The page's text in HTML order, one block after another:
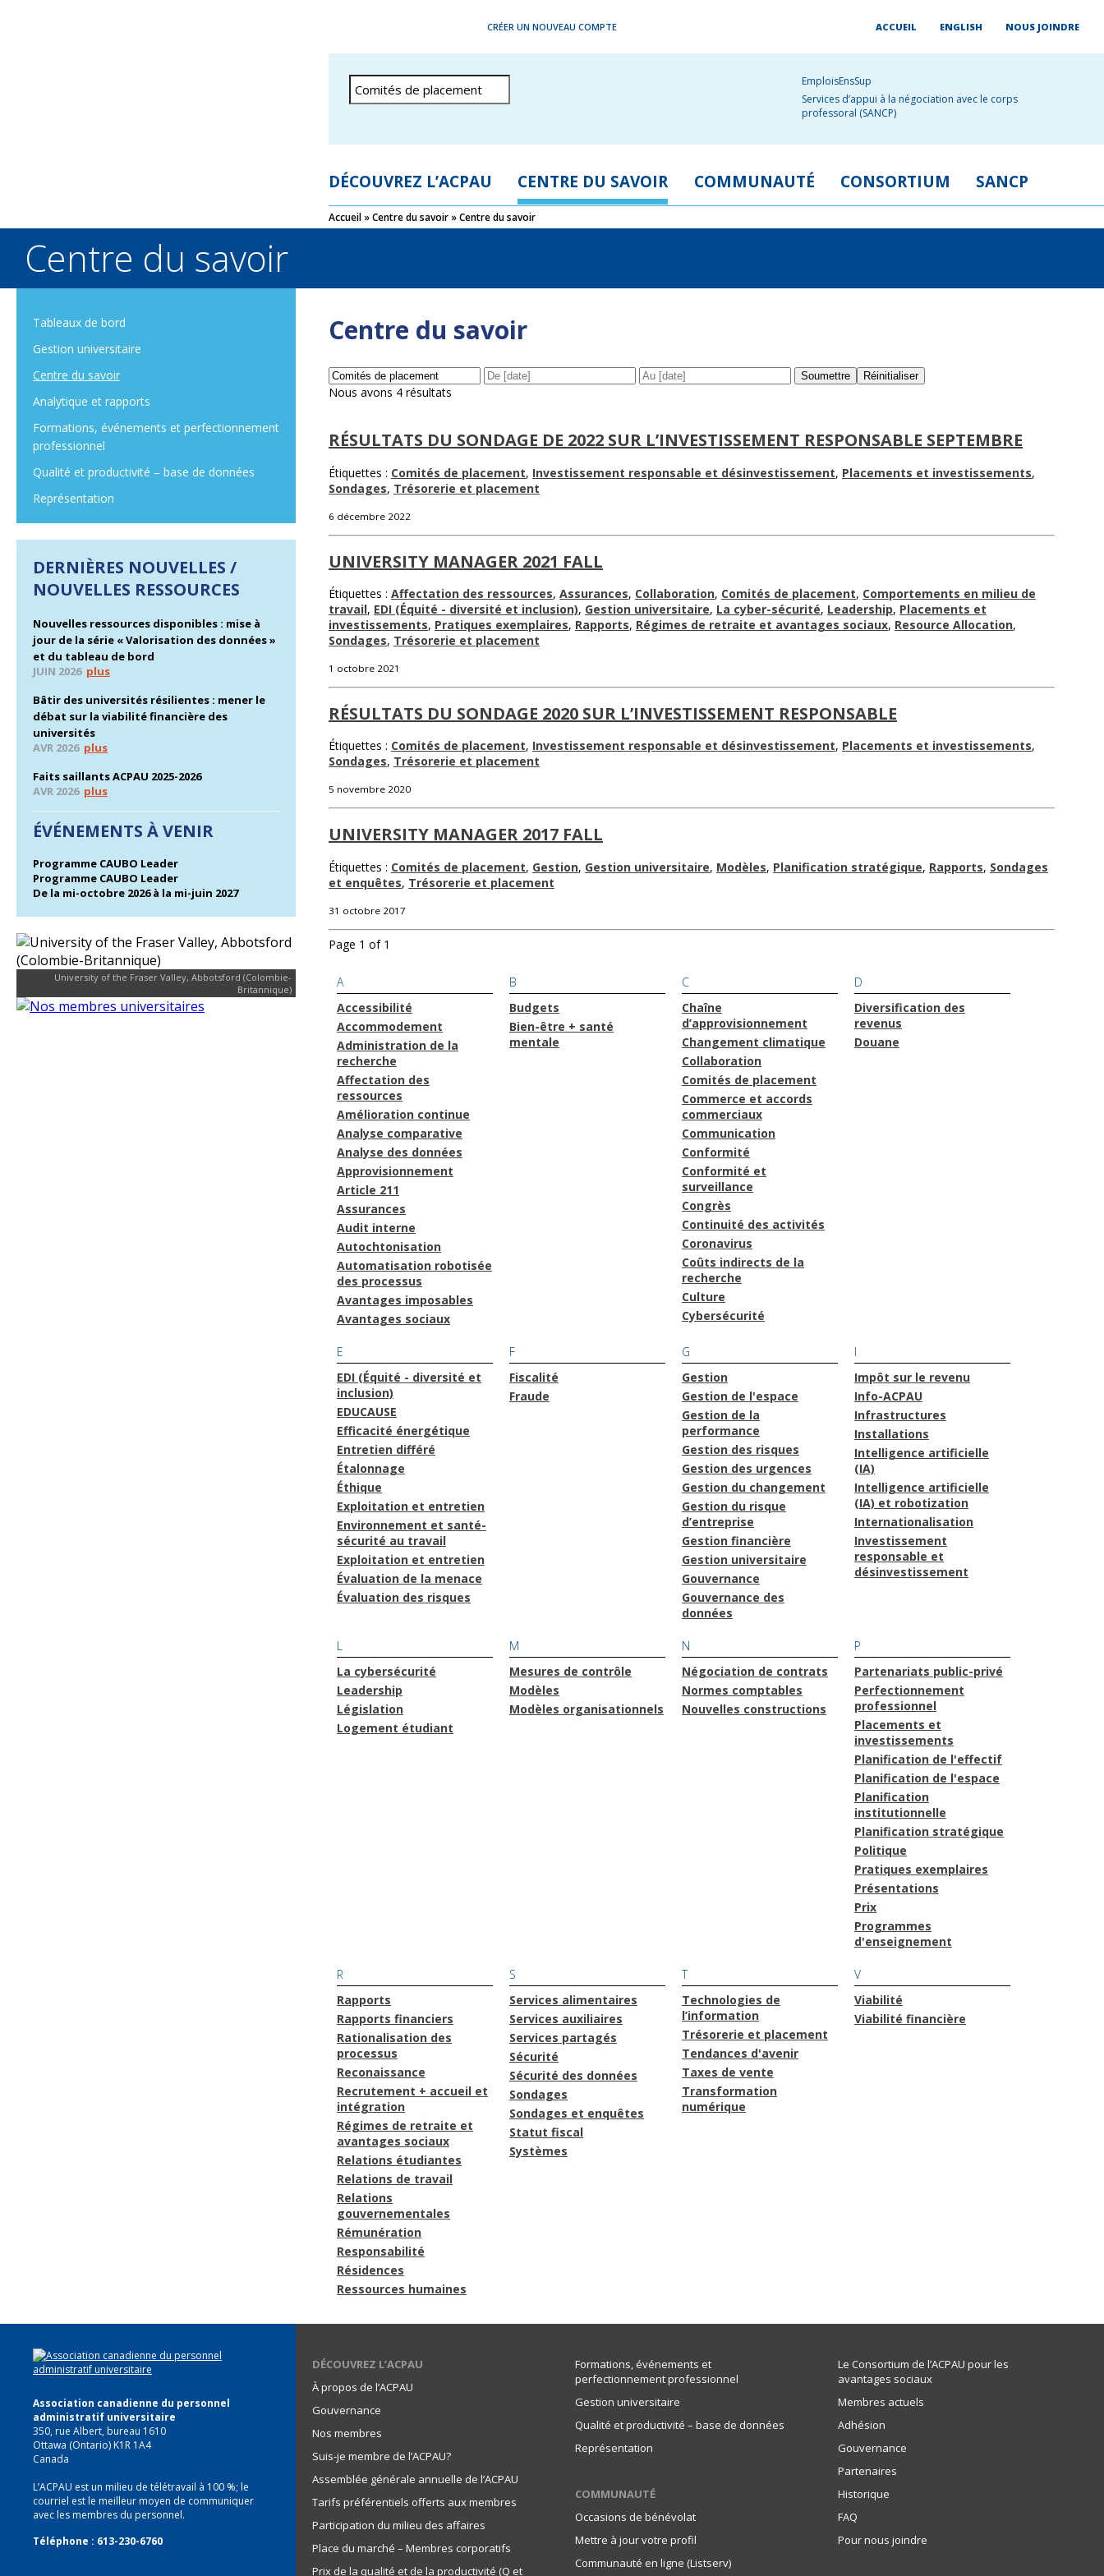
CRÉER UN NOUVEAU COMPTE ACCUEIL ENGLISH NOUS JOINDRE
EmploisEnsSup
Services d’appui à la négociation avec le corps
professoral (SANCP)
DÉCOUVREZ L’ACPAU CENTRE DU SAVOIR COMMUNAUTÉ CONSORTIUM SANCP
Accueil »Centre du savoir »Centre du savoir
Centre du savoir
Tableaux de bord
Gestion universitaire
Centre du savoir
Analytique et rapports
Formations, événements et perfectionnement
professionnel
Qualité et productivité – base de données
Représentation
DERNIÈRES NOUVELLES /
NOUVELLES RESSOURCES
Nouvelles ressources disponibles : mise à
jour de la série « Valorisation des données »
et du tableau de bord
JUIN 2026 plus
Bâtir des universités résilientes : mener le
débat sur la viabilité financière des
universités
AVR 2026 plus
Faits saillants ACPAU 2025-2026
AVR 2026 plus
ÉVÉNEMENTS À VENIR
Programme CAUBO Leader
Programme CAUBO Leader
De la mi-octobre 2026 à la mi-juin 2027
University of the Fraser Valley, Abbotsford (Colombie-
Britannique)
Centre du savoir
Nous avons 4 résultats
RÉSULTATS DU SONDAGE DE 2022 SUR L’INVESTISSEMENT RESPONSABLE SEPTEMBRE
Étiquettes : Comités de placement, Investissement responsable et désinvestissement, Placements et investissements,
Sondages, Trésorerie et placement
6 décembre 2022
UNIVERSITY MANAGER 2021 FALL
Étiquettes : Affectation des ressources, Assurances, Collaboration, Comités de placement, Comportements en milieu de
travail, EDI (Équité - diversité et inclusion), Gestion universitaire, La cyber-sécurité, Leadership, Placements et
investissements, Pratiques exemplaires, Rapports, Régimes de retraite et avantages sociaux, Resource Allocation,
Sondages, Trésorerie et placement
1 octobre 2021
RÉSULTATS DU SONDAGE 2020 SUR L’INVESTISSEMENT RESPONSABLE
Étiquettes : Comités de placement, Investissement responsable et désinvestissement, Placements et investissements,
Sondages, Trésorerie et placement
5 novembre 2020
UNIVERSITY MANAGER 2017 FALL
Étiquettes : Comités de placement, Gestion, Gestion universitaire, Modèles, Planification stratégique, Rapports, Sondages
et enquêtes, Trésorerie et placement
31 octobre 2017
Page 1 of 1
A
Accessibilité
Accommodement
Administration de la
recherche
Affectation des
ressources
Amélioration continue
Analyse comparative
Analyse des données
Approvisionnement
Article 211
Assurances
Audit interne
Autochtonisation
Automatisation robotisée
des processus
Avantages imposables
Avantages sociaux
B
Budgets
Bien-être + santé
mentale
C
Chaîne
d’approvisionnement
Changement climatique
Collaboration
Comités de placement
Commerce et accords
commerciaux
Communication
Conformité
Conformité et
surveillance
Congrès
Continuité des activités
Coronavirus
Coûts indirects de la
recherche
Culture
Cybersécurité
D
Diversification des
revenus
Douane
E
EDI (Équité - diversité et
inclusion)
EDUCAUSE
Efficacité énergétique
Entretien différé
Étalonnage
Éthique
Exploitation et entretien
Environnement et santé-
sécurité au travail
Exploitation et entretien
Évaluation de la menace
Évaluation des risques
F
Fiscalité
Fraude
G
Gestion
Gestion de l'espace
Gestion de la
performance
Gestion des risques
Gestion des urgences
Gestion du changement
Gestion du risque
d’entreprise
Gestion financière
Gestion universitaire
Gouvernance
Gouvernance des
données
I
Impôt sur le revenu
Info-ACPAU
Infrastructures
Installations
Intelligence artificielle
(IA)
Intelligence artificielle
(IA) et robotization
Internationalisation
Investissement
responsable et
désinvestissement
L
La cybersécurité
Leadership
Législation
Logement étudiant
M
Mesures de contrôle
Modèles
Modèles organisationnels
N
Négociation de contrats
Normes comptables
Nouvelles constructions
P
Partenariats public-privé
Perfectionnement
professionnel
Placements et
investissements
Planification de l'effectif
Planification de l'espace
Planification
institutionnelle
Planification stratégique
Politique
Pratiques exemplaires
Présentations
Prix
Programmes
d'enseignement
R
Rapports
Rapports financiers
Rationalisation des
processus
Reconaissance
Recrutement + accueil et
intégration
Régimes de retraite et
avantages sociaux
Relations étudiantes
Relations de travail
Relations
gouvernementales
Rémunération
Responsabilité
Résidences
Ressources humaines
S
Services alimentaires
Services auxiliaires
Services partagés
Sécurité
Sécurité des données
Sondages
Sondages et enquêtes
Statut fiscal
Systèmes
T
Technologies de
l’information
Trésorerie et placement
Tendances d'avenir
Taxes de vente
Transformation
numérique
V
Viabilité
Viabilité financière
Association canadienne du personnel
administratif universitaire
350, rue Albert, bureau 1610
Ottawa (Ontario) K1R 1A4
Canada
L’ACPAU est un milieu de télétravail à 100 %; le
courriel est le meilleur moyen de communiquer
avec les membres du personnel.
Téléphone : 613-230-6760
DÉCOUVREZ L’ACPAU
À propos de l’ACPAU
Gouvernance
Nos membres
Suis-je membre de l’ACPAU?
Assemblée générale annuelle de l’ACPAU
Tarifs préférentiels offerts aux membres
Participation du milieu des affaires
Place du marché – Membres corporatifs
Prix de la qualité et de la productivité (Q et
Formations, événements et
perfectionnement professionnel
Gestion universitaire
Qualité et productivité – base de données
Représentation
COMMUNAUTÉ
Occasions de bénévolat
Mettre à jour votre profil
Communauté en ligne (Listserv)
Le Consortium de l’ACPAU pour les
avantages sociaux
Membres actuels
Adhésion
Gouvernance
Partenaires
Historique
FAQ
Pour nous joindre